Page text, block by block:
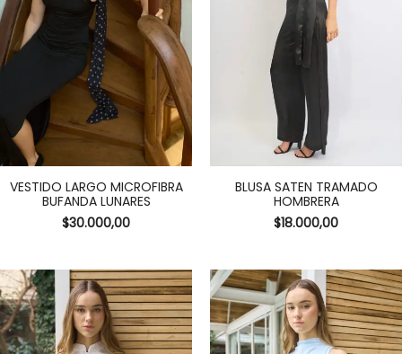
VESTIDO LARGO MICROFIBRA
BUFANDA LUNARES
$30.000,00
BLUSA SATEN TRAMADO
HOMBRERA
$18.000,00